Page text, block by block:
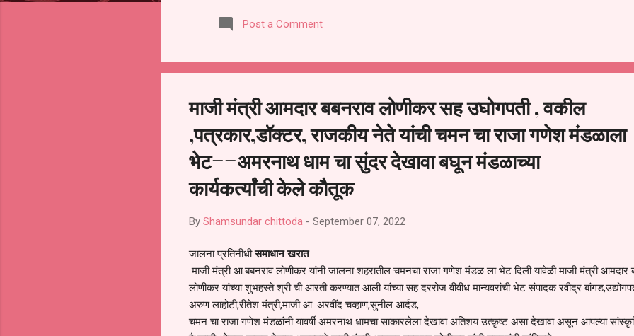
समितीची फेरनिवडणूक घेण्यात यावी, अशी मागणी पालकांनी केली आहे. या निवेदनाच्या प्रती जिल्हा शिक्षण अधिकारी
जालना तसेच तालुका शिक्षण अधिकारी, परतूर यांनाही पाठविण्यात आल्या असून प्रशासन याबाबत काय निर्णय घेते, याकडे
Post a Comment
माजी मंत्री आमदार बबनराव लोणीकर सह उघोगपती , वकील
,पत्रकार,डॉक्टर, राजकीय नेते यांची चमन चा राजा गणेश मंडळाला
भेट==अमरनाथ धाम चा सुंदर देखावा बघून मंडळाच्या
कार्यकर्त्यांची केले कौतूक
By Shamsundar chittoda - September 07, 2022
जालना प्रतिनीधीसमाधान खरात
माजी मंत्री आ.बबनराव लोणीकर यांनी जालना शहरातील चमनचा राजा गणेश मंडळ ला भेट दिली यावेळी माजी मंत्री आमदार
लोणीकर यांच्या शुभहस्ते श्री ची आरती करण्यात आली यांच्या सह दररोज वीवीध मान्यवरांची भेट संपादक रवीद्र
अरुण लाहोटी,रीतेश मंत्री,माजी आ. अरवींद चव्हाण,सुनील आर्दड,
चमन चा राजा गणेश मंडळांनी यावर्षी अमरनाथ धामचा साकारलेला देखावा अतिशय उत्कृष्ट असा देखावा असून आपल्या